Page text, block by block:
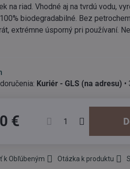
na riad. Vhodné aj na tvrdú vodu,
biodegradabilné. Bez
extrémne úsporný pri používaní.
Kuriér - GLS (na adresu) •
€
k Obľúbeným Otázka k produktu